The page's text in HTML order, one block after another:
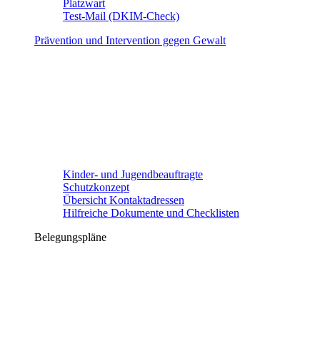
Platzwart
Test-Mail (DKIM-Check)
Prävention und Intervention gegen Gewalt
Kinder- und Jugendbeauftragte
Schutzkonzept
Übersicht Kontaktadressen
Hilfreiche Dokumente und Checklisten
Belegungspläne